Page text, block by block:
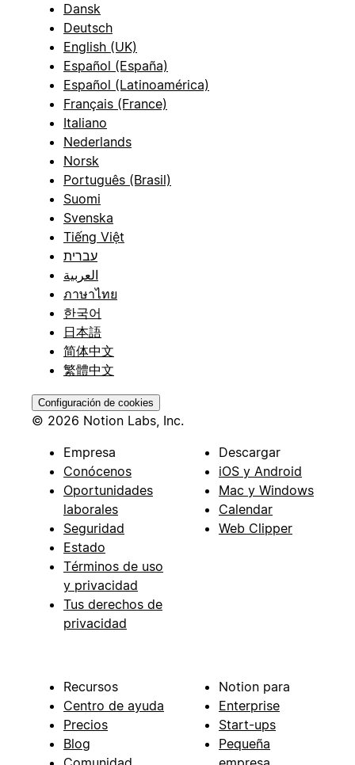
Dansk
Deutsch
English (UK)
Español (España)
Español (Latinoamérica)
Français (France)
Italiano
Nederlands
Norsk
Português (Brasil)
Suomi
Svenska
Tiếng Việt
עברית
العربية
ภาษาไทย
한국어
日本語
简体中文
繁體中文
Configuración de cookies
© 2026 Notion Labs, Inc.
Empresa
Conócenos
Oportunidades
laborales
Seguridad
Estado
Términos de uso
y privacidad
Tus derechos de
privacidad
Descargar
iOS y Android
Mac y Windows
Calendar
Web Clipper
Recursos
Centro de ayuda
Precios
Blog
Notion para
Enterprise
Start-ups
Pequeña